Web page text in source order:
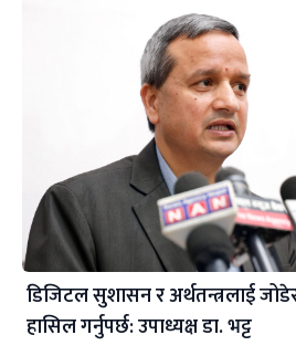
डिजिटल सुशासन र अर्थतन्त्रलाई
हासिल गर्नुपर्छ: उपाध्यक्ष डा. भट्ट